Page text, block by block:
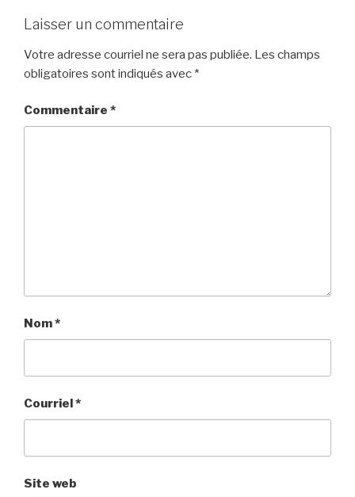
Laisser un commentaire
Votre adresse courriel ne sera pas publiée. Les champs
obligatoires sont indiqués avec *
Commentaire *
Nom*
Courriel*
Site web